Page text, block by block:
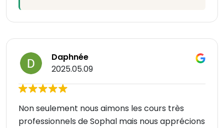
Daphnée
2025.05.09
Non seulement nous aimons les cours très
professionnels de Sophal mais nous apprécions